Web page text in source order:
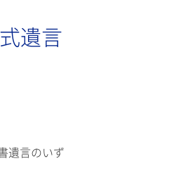
遺言
遺言のいず